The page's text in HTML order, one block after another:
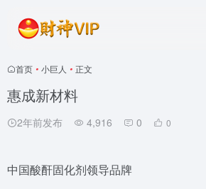
首页 • 小巨人 • 正文
惠成新材料
2年前发布 4,916 0 0
中国酸酐固化剂领导品牌